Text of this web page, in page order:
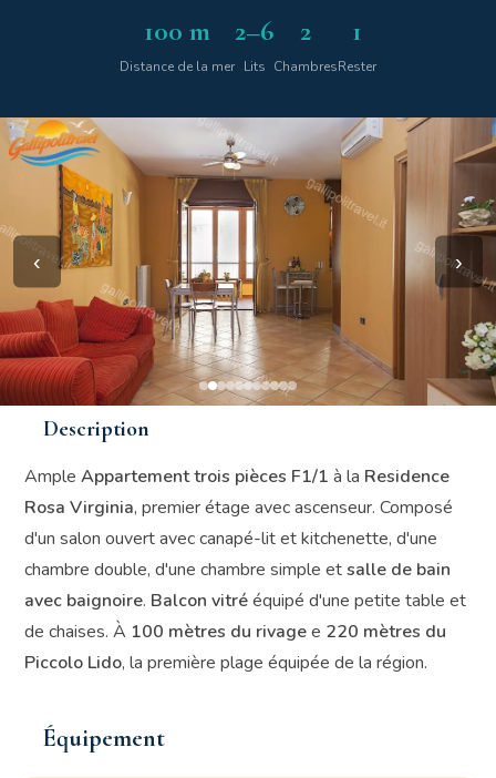
100 m
Distance de la mer
2–6
Lits
2
Chambres
1
Rester
‹ ›
Description
AmpleAppartement trois pièces F1/1 à la Residence
Rosa Virginia, premier étage avec ascenseur. Composé
d'un salon ouvert avec canapé-lit et kitchenette, d'une
chambre double, d'une chambre simple etsalle de bain
avec baignoire. Balcon vitrééquipé d'une petite table et
de chaises. À 100 mètres du rivagee 220 mètres du
Piccolo Lido, la première plage équipée de la région.
Équipement